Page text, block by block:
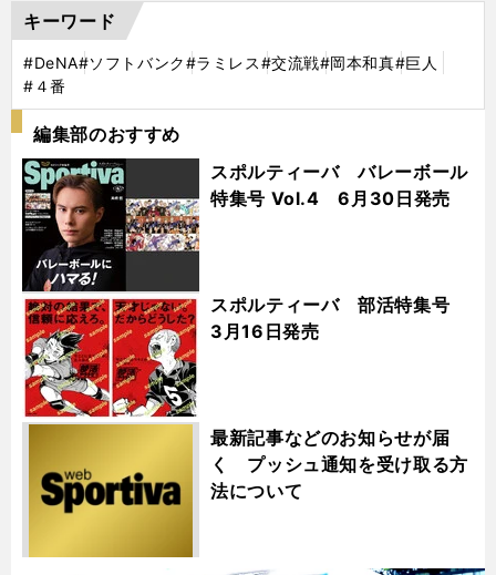
キーワード
#DeNA#ソフトバンク#ラミレス#交流戦#岡本和真#巨人
#４番
編集部のおすすめ
スポルティーバ バレーボール
特集号 Vol.4 6月30日発売
スポルティーバ 部活特集号
3月16日発売
最新記事などのお知らせが届
く プッシュ通知を受け取る方
法について